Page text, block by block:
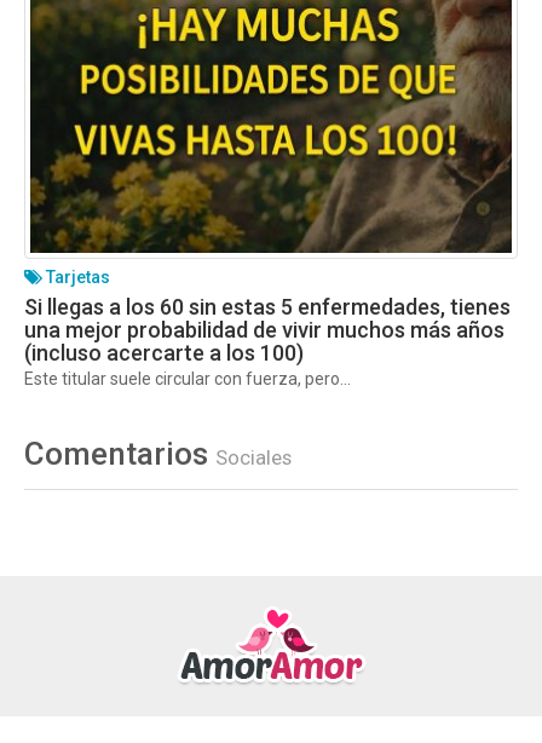
Tarjetas
Si llegas a los 60 sin estas 5 enfermedades, tienes
una mejor probabilidad de vivir muchos más años
(incluso acercarte a los 100)
Este titular suele circular con fuerza, pero...
Comentarios Sociales